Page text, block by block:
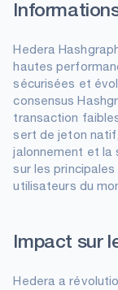
Hedera
hautes
sécurisées et
consensus
transaction
sert de jeton
jalonnement et la
sur les
utilisateurs du
Impact sur
Hedera a